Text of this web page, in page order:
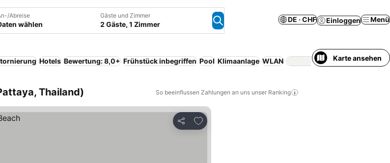
Abreise
wählen
Gäste und Zimmer
2 Gäste, 1 Zimmer
DE · CHF Einloggen Menü
Hotels Bewertung: 8,0+ Frühstück inbegriffen Pool Klimaanlage WLAN Resort Serviced
Karte ansehen
Thailand) So beeinflussen Zahlungen an uns unser Ranking
Teilen
Zu Favoriten hinzufügen